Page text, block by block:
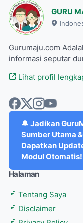
GURU
Gurumaju.com
informasi seputar
Lihat profil
🔔 Jadikan
Sumber Utama &
Dapatkan
Modul Otomatis!
Halaman
Tentang Saya
Disclaimer